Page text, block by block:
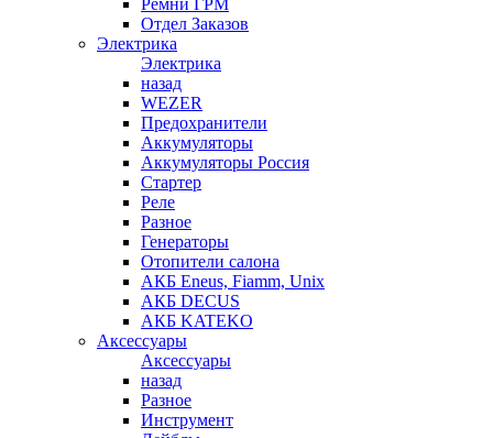
Ремни ГРМ
Отдел Заказов
Электрика
Электрика
назад
WEZER
Предохранители
Аккумуляторы
Аккумуляторы Россия
Стартер
Реле
Разное
Генераторы
Отопители салона
АКБ Eneus, Fiamm, Unix
АКБ DECUS
АКБ KATEKO
Аксессуары
Аксессуары
назад
Разное
Инструмент